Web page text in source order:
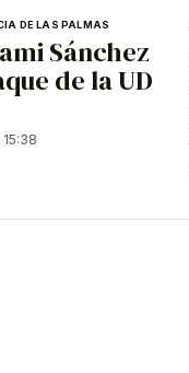
DE LAS PALMAS
Sánchez
de la UD